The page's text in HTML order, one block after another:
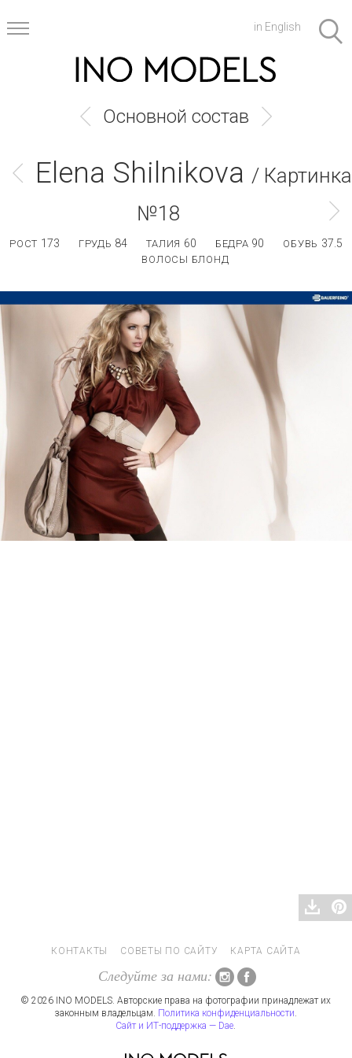
in English
Основной состав
Elena Shilnikova / Картинка
№18
РОСТ 173 ГРУДЬ 84 ТАЛИЯ 60 БЕДРА 90 ОБУВЬ 37.5
ВОЛОСЫ БЛОНД
КОНТАКТЫ СОВЕТЫ ПО САЙТУ КАРТА САЙТА
Следуйте за нами:
© 2026 INO MODELS. Авторские права на фотографии принадлежат их
законным владельцам. Политика конфиденциальности.
Сайт и ИТ-поддержка — Dae.